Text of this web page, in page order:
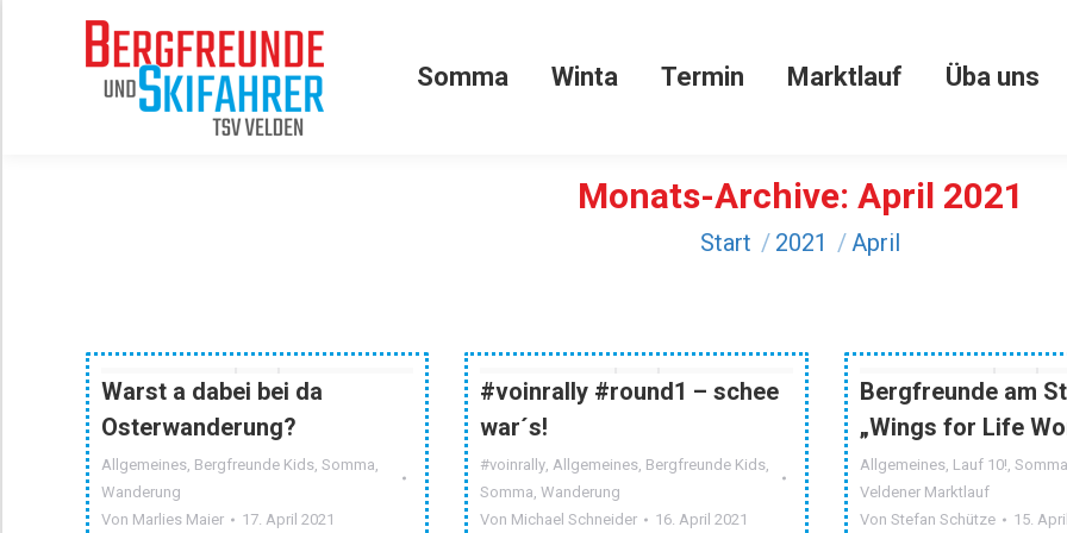
Somma Winta Termin Marktlauf Üba uns
Monats-Archive: April 2021
Sie befinden sich hier:
Start 2021 April
Warst a dabei bei da
Osterwanderung?
Allgemeines, Bergfreunde Kids, Somma,
Wanderung
Von Marlies Maier 17. April 2021
#voinrally #round1 – schee
war´s!
#voinrally,Allgemeines, Bergfreunde Kids,
Somma,Wanderung
Von Michael Schneider 16. April 2021
Bergfreunde am
„Wings for Life
Allgemeines, Lauf 10!, Somma
Veldener Marktlauf
Von Stefan Schütze 15.